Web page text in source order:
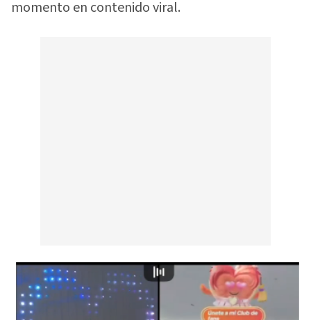
momento en contenido viral.